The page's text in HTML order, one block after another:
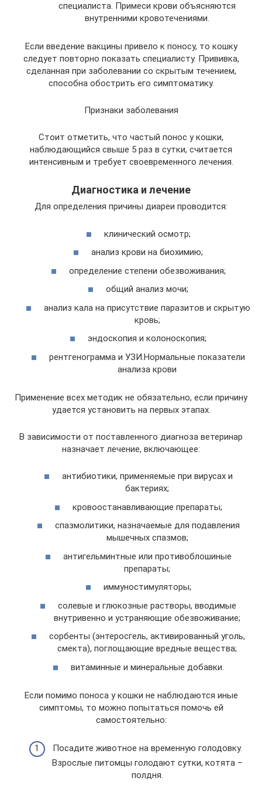
специалиста. Примеси крови объясняются
внутренними кровотечениями.
Если введение вакцины привело к поносу, то кошку
следует повторно показать специалисту. Прививка,
сделанная при заболевании со скрытым течением,
способна обострить его симптоматику.
Признаки заболевания
Стоит отметить, что частый понос у кошки,
наблюдающийся свыше 5 раз в сутки, считается
интенсивным и требует своевременного лечения.
Диагностика и лечение
Для определения причины диареи проводится:
клинический осмотр;
анализ крови на биохимию;
определение степени обезвоживания;
общий анализ мочи;
анализ кала на присутствие паразитов и скрытую
кровь;
эндоскопия и колоноскопия;
рентгенограмма и УЗИ.Нормальные показатели
анализа крови
Применение всех методик не обязательно, если причину
удается установить на первых этапах.
В зависимости от поставленного диагноза ветеринар
назначает лечение, включающее:
антибиотики, применяемые при вирусах и
бактериях;
кровоостанавливающие препараты;
спазмолитики, назначаемые для подавления
мышечных спазмов;
антигельминтные или противоблошиные
препараты;
иммуностимуляторы;
солевые и глюкозные растворы, вводимые
внутривенно и устраняющие обезвоживание;
сорбенты (энтеросгель, активированный уголь,
смекта), поглощающие вредные вещества;
витаминные и минеральные добавки.
Если помимо поноса у кошки не наблюдаются иные
симптомы, то можно попытаться помочь ей
самостоятельно:
Посадите животное на временную голодовку.
Взрослые питомцы голодают сутки, котята –
полдня.